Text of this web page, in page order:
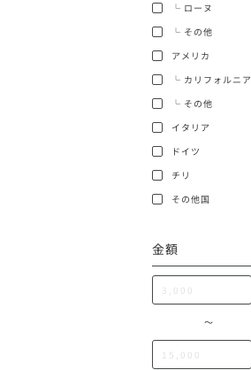
└ ローヌ
└ その他
アメリカ
└ カリフォルニア
└ その他
イタリア
ドイツ
チリ
その他国
金額
〜